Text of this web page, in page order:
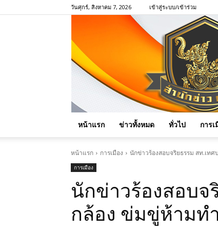
วันศุกร์, สิงหาคม 7, 2026 เข้าสู่ระบบ/เข้าร่วม
หน้าแรก ข่าวทั้งหมด ทั่วไป การเ
หน้าแรก การเมือง นักข่าวร้องสอบจริยธรรม สท.เท
การเมือง
นักข่าวร้องสอบจ
กล้อง ข่มขู่ห้ามท